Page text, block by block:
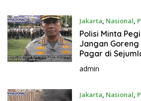
Jakarta, Nasional,
2, 2026
Polisi Minta
Jangan Goreng
Pagar di
admin
Jakarta, Nasional,